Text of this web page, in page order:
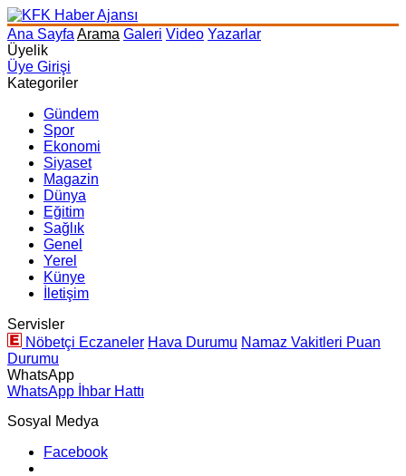
Ana Sayfa Arama Galeri Video Yazarlar
Üyelik
Üye Girişi
Kategoriler
Gündem
Spor
Ekonomi
Siyaset
Magazin
Dünya
Eğitim
Sağlık
Genel
Yerel
Künye
İletişim
Servisler
Nöbetçi Eczaneler Hava Durumu Namaz Vakitleri Puan
Durumu
WhatsApp
WhatsApp İhbar Hattı
Sosyal Medya
Facebook